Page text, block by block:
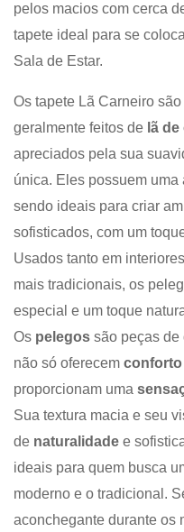
pelos macios com cerca
tapete ideal para se
Sala de Estar.
Os tapete Lã Carneiro
geralmente feitos de lã
apreciados pela sua
única. Eles possuem
sendo ideais para criar
sofisticados, com um
Usados tanto em
mais tradicionais, os
especial e um toque
Os pelegos são peças
não só oferecem conforto
proporcionam uma
Sua textura macia e seu
de naturalidade e
ideais para quem busca
moderno e o tradicional.
aconchegante durante os